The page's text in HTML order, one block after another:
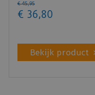
€ 45,95
€ 36,80
Bekijk product